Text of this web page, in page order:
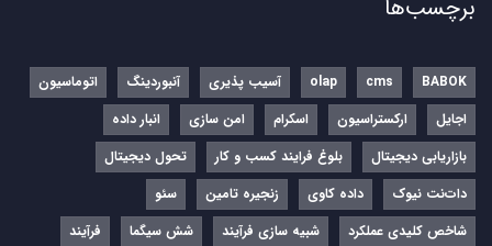
برچسب‌ها
BABOK
cms
olap آسیب پذیری آنبوردینگ
اتوماسیون
اجایل
ارکستراسیون اسکرام امن سازی
انبار داده
بازاریابی دیجیتال
بلوغ فرایند کسب و کار
تحول دیجیتال
دات‌نت نیوک
داده کاوی زنجیره تامین
سئو
شاخص کلیدی عملکرد
شبیه سازی فرآیند شش سیگما
فرآیند